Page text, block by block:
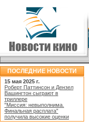
ПОСЛЕДНИЕ НОВОСТИ
15 мая 2025 г.
Роберт Паттинсон и Дензел
Вашингтон сыграют в
триллере
"Миссия: невыполнима.
Финальная расплата"
получила высокие оценки